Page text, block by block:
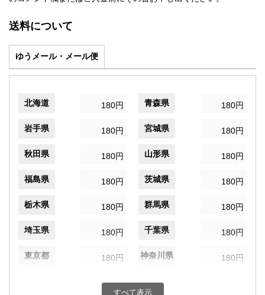
送料について
ゆうメール・メール便
北海道 180円 青森県 180円
岩手県 180円 宮城県 180円
秋田県 180円 山形県 180円
福島県 180円 茨城県 180円
栃木県 180円 群馬県 180円
埼玉県 180円 千葉県 180円
東京都 180円 神奈川県 180円
180円 富山県
すべて表示